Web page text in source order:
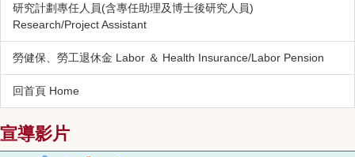
研究計劃專任人員(含專任助理及博士後研究人員)
Research/Project Assistant
勞健保、勞工退休金 Labor ＆ Health Insurance/Labor Pension
回首頁 Home
宣導影片